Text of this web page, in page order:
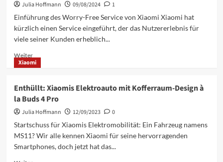
Julia Hoffmann 09/08/2024
1
Einführung des Worry-Free Service von Xiaomi Xiaomi hat
kürzlich einen Service eingeführt, der das Nutzererlebnis für
viele seiner Kunden erheblich...
WeiterMehr
Informationen
bietet
günstigen
Ersatz
Verlust
eines
Ohrhörers
Xiaomi
Enthüllt: Xiaomis Elektroauto mit Kofferraum-Design à
la Buds 4 Pro
Julia Hoffmann 12/09/2023
0
Startschuss für Xiaomis Elektromobilität: Ein Fahrzeug namens
MS11? Wir alle kennen Xiaomi für seine hervorragenden
Smartphones, doch jetzt hat das...